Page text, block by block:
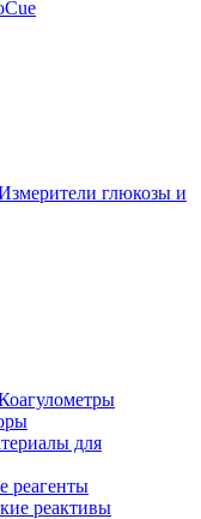
глюкозы и
для
реагенты
реактивы